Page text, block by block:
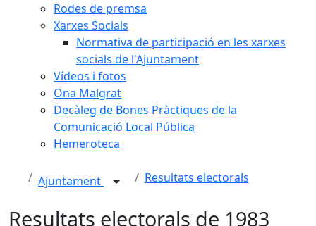
Rodes de premsa
Xarxes Socials
Normativa de participació en les xarxes
socials de l'Ajuntament
Vídeos i fotos
Ona Malgrat
Decàleg de Bones Pràctiques de la
Comunicació Local Pública
Hemeroteca
Ajuntament Resultats electorals
Resultats electorals de 1983